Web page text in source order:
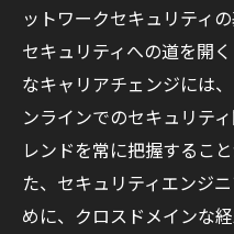
ットワークセキュリティ
セキュリティへの道を開
なキャリアチェンジには
ンラインでのセキュリテ
レンドを常に把握するこ
た、セキュリティエンジ
めに、クロスドメインな